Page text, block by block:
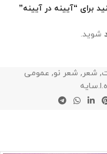
برای “آیینه در آیینه”
شوید.
, شعر, شعر نو, عمومی
ه.ا.سایه